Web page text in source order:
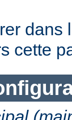
dans
cette